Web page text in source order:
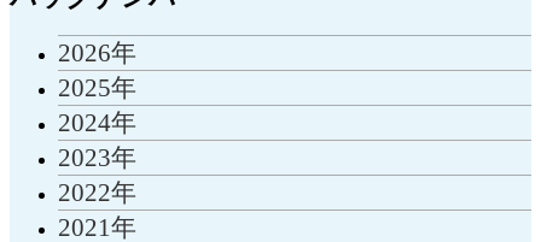
2026年
2025年
2024年
2023年
2022年
2021年